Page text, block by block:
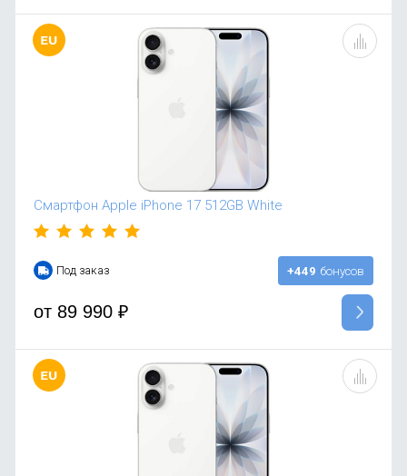
Смартфон Apple iPhone 17 512GB White
Под заказ +449 бонусов
от89 990 ₽